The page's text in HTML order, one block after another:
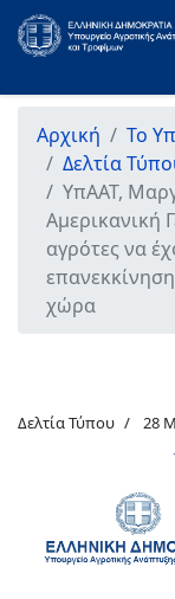
Αρχική Το
Δελτία
ΥπΑΑΤ,
Αμερικανική
αγρότες να
χώρα
Δελτία Τύπου 28